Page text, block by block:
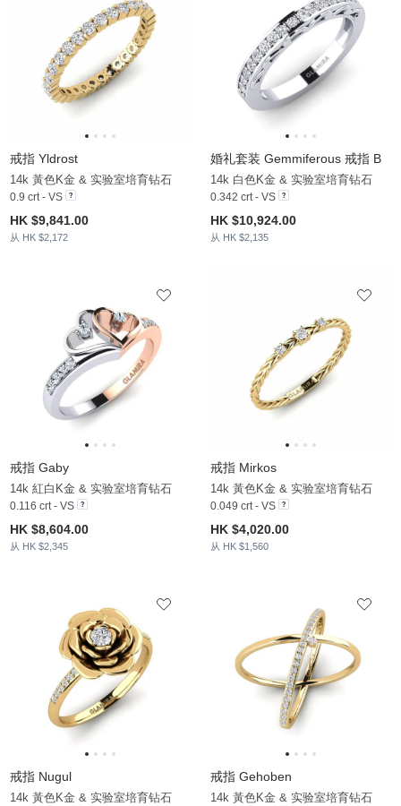
戒指 Yldrost
14k 黃色K金 & 实验室培育钻石
0.9 crt - VS
HK $9,841.00
从 HK $2,172
婚礼套装 Gemmiferous 戒指 B
14k 白色K金 & 实验室培育钻石
0.342 crt - VS
HK $10,924.00
从 HK $2,135
戒指 Gaby
14k 紅白K金 & 实验室培育钻石
0.116 crt - VS
HK $8,604.00
从 HK $2,345
戒指 Mirkos
14k 黃色K金 & 实验室培育钻石
0.049 crt - VS
HK $4,020.00
从 HK $1,560
戒指 Nugul
14k 黃色K金 & 实验室培育钻石
戒指 Gehoben
14k 黃色K金 & 实验室培育钻石